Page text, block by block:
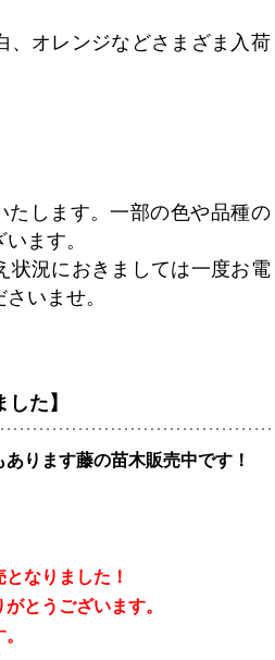
、オレンジなどさまざま入荷
します。一部の色や品種の
ます。
状況におきましては一度お電
いませ。
た】
ります藤の苗木販売中です！
なりました！
とうございます。